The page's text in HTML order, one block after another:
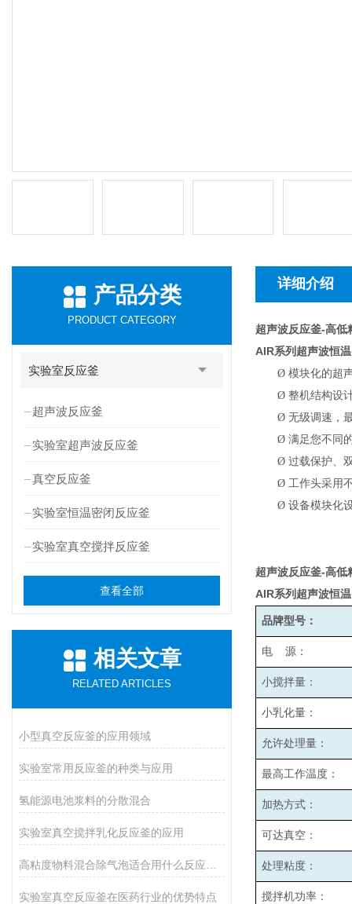
产品分类
PRODUCT CATEGORY
实验室反应釜
超声波反应釜
实验室超声波反应釜
真空反应釜
实验室恒温密闭反应釜
实验室真空搅拌反应釜
查看全部
相关文章
RELATED ARTICLES
小型真空反应釜的应用领域
实验室常用反应釜的种类与应用
氢能源电池浆料的分散混合
实验室真空搅拌乳化反应釜的应用
实验室真空反应釜在医药行业的优势特点
详细介绍
超声波反应釜-高低
AIR系列超声波恒
Ø 模块化的超
Ø 整机结构设
Ø 无级调速，
Ø 满足您不同
Ø 过载保护、
Ø 工作头采用
Ø 设备模块化
超声波反应釜-高低
AIR系列超声波恒
品牌型号：
电 源：
小搅拌量：
小乳化量：
允许处理量：
最高工作温度：
加热方式：
可达真空：
处理粘度：
搅拌机功率：